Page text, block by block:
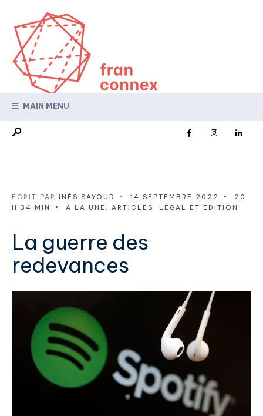
MAIN MENU
ÉCRIT PAR INÈS SAYOUD • 14 SEPTEMBRE 2022 •
20
H 34 MIN
• À LA UNE , ARTICLES , LÉGAL ET EDITION
La guerre des
redevances